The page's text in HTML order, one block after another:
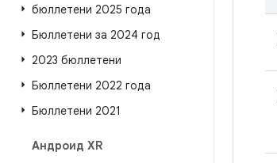
бюллетени 2025 года
Бюллетени за 2024 год
2023 бюллетени
Бюллетени 2022 года
Бюллетени 2021
Андроид XR